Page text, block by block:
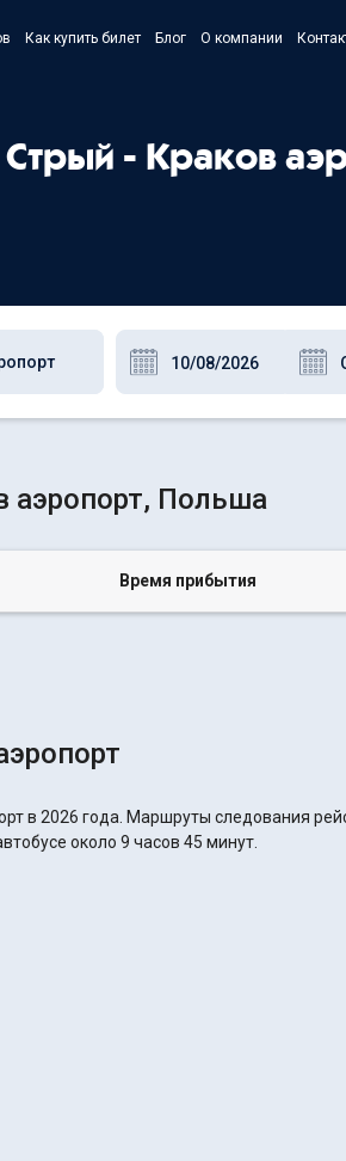
Как купить билет Блог О компании
Стрый - Краков
аэропорт, Польша
Время прибытия
в 2026 года. Маршруты следования
около 9 часов 45 минут.